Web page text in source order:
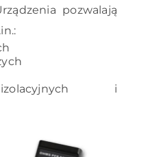
pozwalają
i